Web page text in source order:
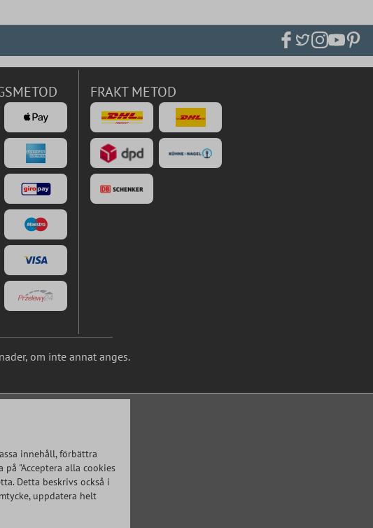
FRAKT METOD
om inte annat anges.
innehåll, förbättra
"Acceptera alla cookies
Detta beskrivs också i
uppdatera helt